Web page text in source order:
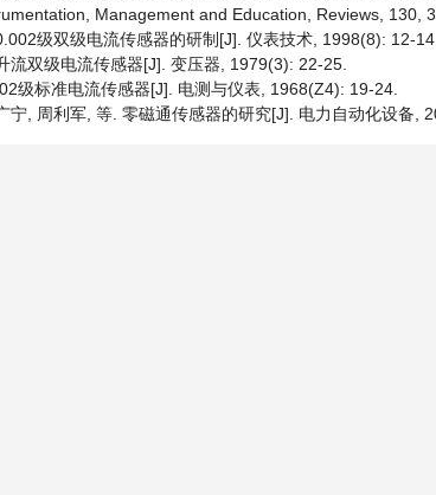
Management and Education, Reviews, 130,
级双级电流传感器的研制[J]. 仪表技术, 1998(8): 12-14.
流双级电流传感器[J]. 变压器, 1979(3): 22-25.
级标准电流传感器[J]. 电测与仪表, 1968(Z4): 19-24.
宁, 周利军, 等. 零磁通传感器的研究[J]. 电力自动化设备,